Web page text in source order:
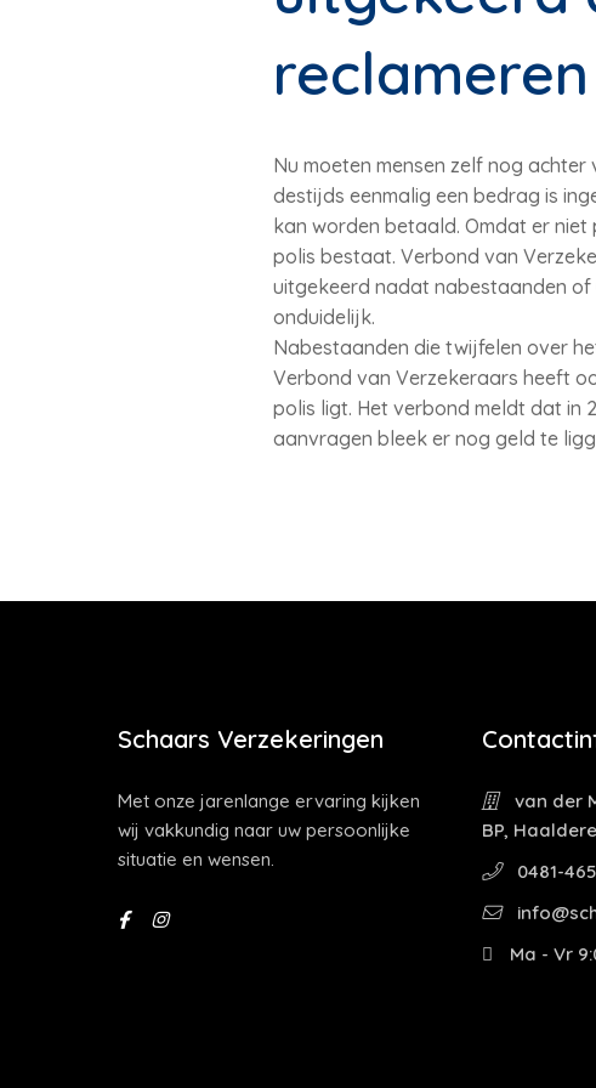
reclameren
Nu moeten mensen zelf nog
destijds eenmalig een bedrag is
kan worden betaald. Omdat er
polis bestaat. Verbond van
uitgekeerd nadat nabestaanden
onduidelijk.
Nabestaanden die twijfelen over
Verbond van Verzekeraars heeft
polis ligt. Het verbond meldt dat in
aanvragen bleek er nog geld te
Schaars Verzekeringen
Met onze jarenlange ervaring kijken
wij vakkundig naar uw persoonlijke
situatie en wensen.
van der
BP,
0481-
Ma - Vr